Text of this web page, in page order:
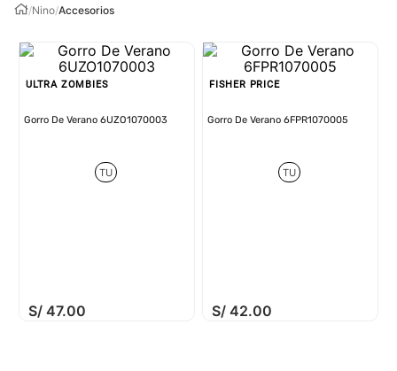
/Nino/Accesorios
ULTRA ZOMBIES
Gorro De Verano 6UZO1070003
TU
S/ 47.00
FISHER PRICE
Gorro De Verano 6FPR1070005
TU
S/ 42.00